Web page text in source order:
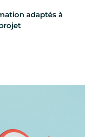
adaptés à